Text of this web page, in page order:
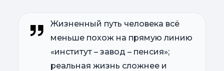
Жизненный путь человека всё
меньше похож на прямую линию
«институт – завод – пенсия»;
реальная жизнь сложнее и